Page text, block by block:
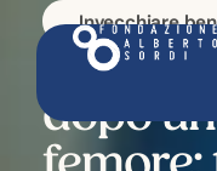
Invecchiare
dopo